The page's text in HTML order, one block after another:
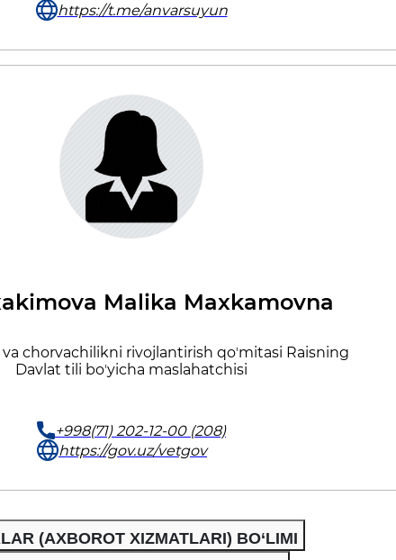
https://t.me/anvarsuyun
Malika Maxkamovna
chorvachilikni rivojlantirish qoʼmitasi Raisning
Davlat tili boʼyicha maslahatchisi
+998(71) 202-12-00 (208)
https://gov.uz/vetgov
(AXBOROT XIZMATLARI) BO‘LIMI